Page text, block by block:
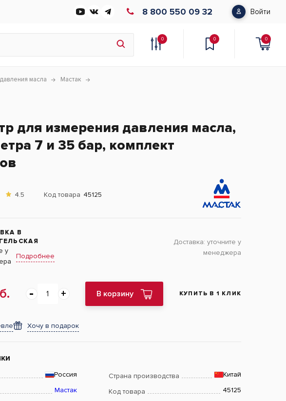
8 800 550 09 32 Войти
0 0 0
масла
Мастак
для измерения давления масла,
7 и 35 бар, комплект
4.5 Код товара 45125
В
у
Подробнее
Доставка: уточните у
менеджера
В корзину КУПИТЬ В 1 КЛИК
Хочу в подарок
Россия Страна производства Китай
Мастак Код товара 45125